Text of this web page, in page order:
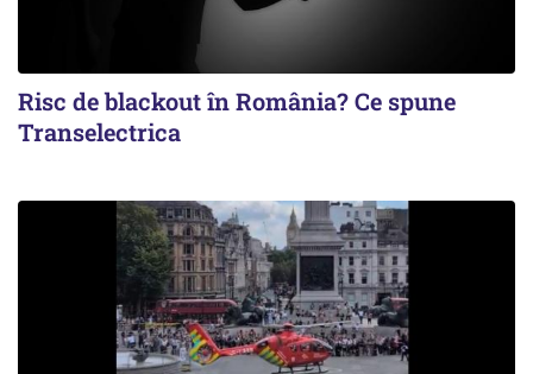
Risc de blackout în România? Ce spune
Transelectrica